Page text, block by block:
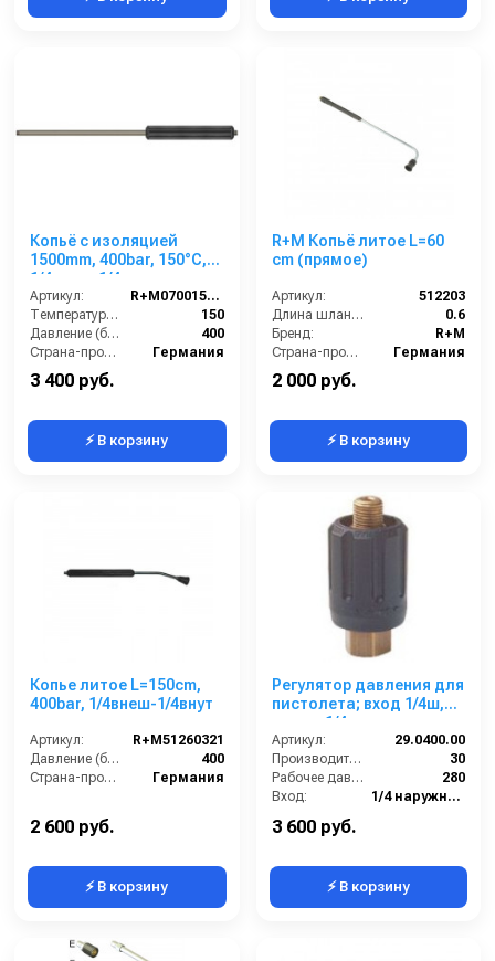
Копьё с изоляцией
1500mm, 400bar, 150°C,
1/4внеш-1/4внеш,
нерж.сталь
Артикул:
R+M070015009
Температура (°C):
150
Давление (бар):
400
Страна-производитель:
Германия
3 400 руб.
⚡ В корзину
R+M Копьё литое L=60
cm (прямое)
Артикул:
512203
Длина шланга ВД (м):
0.6
Бренд:
R+M
Страна-производитель:
Германия
2 000 руб.
⚡ В корзину
Копье литое L=150cm,
400bar, 1/4внеш-1/4внут
Артикул:
R+M51260321
Давление (бар):
400
Страна-производитель:
Германия
2 600 руб.
⚡ В корзину
Регулятор давления для
пистолета; вход 1/4ш,
выход 1/4г
Артикул:
29.0400.00
Производительность (л/мин):
30
Рабочее давление (бар):
280
Вход:
1/4 наружняя резьба
3 600 руб.
⚡ В корзину